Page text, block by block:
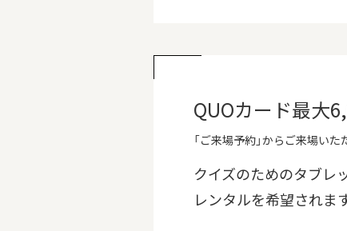
QUOカード最大
「ご来場予約」からご来場い
クイズのためのタブレ
レンタルを希望されま